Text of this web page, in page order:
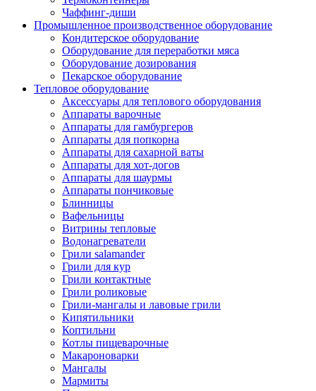
Чаффинг-диши
Промышленное производственное оборудование
Кондитерское оборудование
Оборудование для переработки мяса
Оборудование дозирования
Пекарское оборудование
Тепловое оборудование
Аксессуары для теплового оборудования
Аппараты варочные
Аппараты для гамбургеров
Аппараты для попкорна
Аппараты для сахарной ваты
Аппараты для хот-догов
Аппараты для шаурмы
Аппараты пончиковые
Блинницы
Вафельницы
Витрины тепловые
Водонагреватели
Грили salamander
Грили для кур
Грили контактные
Грили роликовые
Грили-мангалы и лавовые грили
Кипятильники
Коптильни
Котлы пищеварочные
Макароноварки
Мангалы
Мармиты